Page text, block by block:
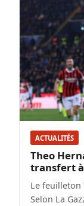
ACTUALITÉS
Theo
transfert
Le feuilleton
Selon La